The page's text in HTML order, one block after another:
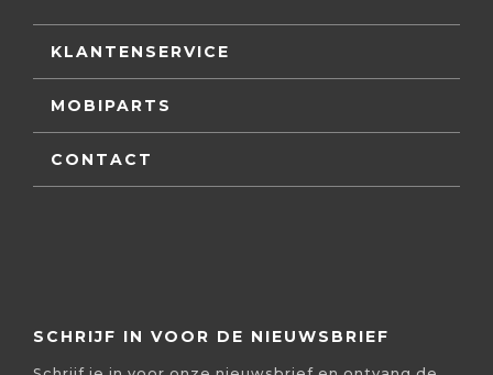
KLANTENSERVICE
MOBIPARTS
CONTACT
SCHRIJF IN VOOR DE NIEUWSBRIEF